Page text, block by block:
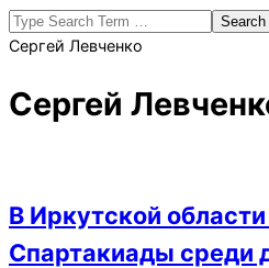
Search
Сергей Левченко
Сергей
В Иркутской
Спартакиады среди